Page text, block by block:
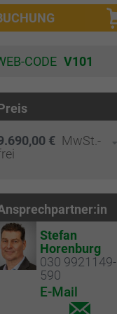
CODE V101
€ MwSt.-
Stefan
Horenburg
030 9921149-
590
E-Mail